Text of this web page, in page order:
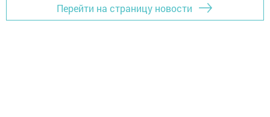
Перейти на страницу новости